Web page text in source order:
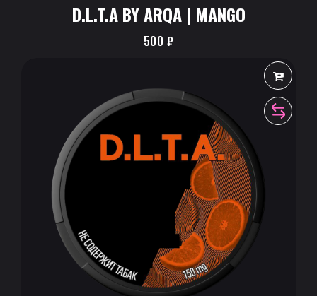
D.L.T.A BY ARQA | MANGO
500 ₽